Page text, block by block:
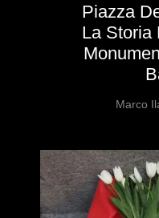
Piazza
La Storia
Marco